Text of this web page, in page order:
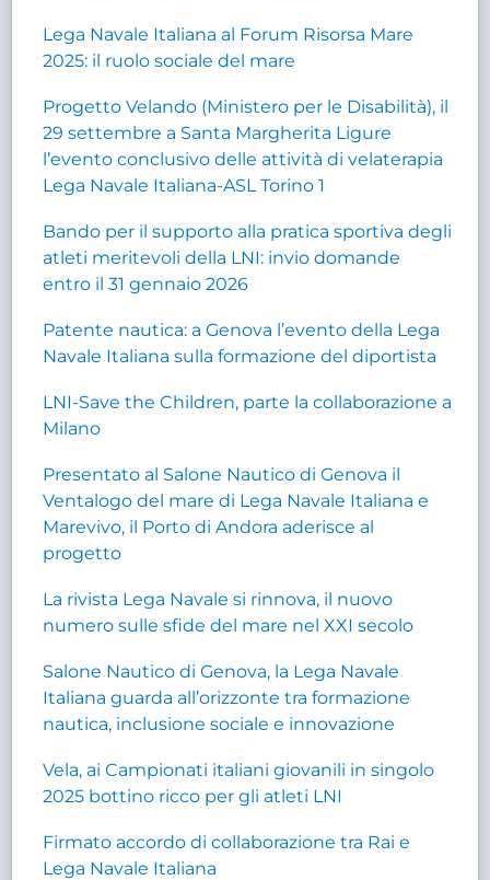
Lega Navale Italiana al Forum Risorsa Mare
2025: il ruolo sociale del mare
Progetto Velando (Ministero per le Disabilità), il
29 settembre a Santa Margherita Ligure
l’evento conclusivo delle attività di velaterapia
Lega Navale Italiana-ASL Torino 1
Bando per il supporto alla pratica sportiva degli
atleti meritevoli della LNI: invio domande
entro il 31 gennaio 2026
Patente nautica: a Genova l’evento della Lega
Navale Italiana sulla formazione del diportista
LNI-Save the Children, parte la collaborazione a
Milano
Presentato al Salone Nautico di Genova il
Ventalogo del mare di Lega Navale Italiana e
Marevivo, il Porto di Andora aderisce al
progetto
La rivista Lega Navale si rinnova, il nuovo
numero sulle sfide del mare nel XXI secolo
Salone Nautico di Genova, la Lega Navale
Italiana guarda all’orizzonte tra formazione
nautica, inclusione sociale e innovazione
Vela, ai Campionati italiani giovanili in singolo
2025 bottino ricco per gli atleti LNI
Firmato accordo di collaborazione tra Rai e
Lega Navale Italiana